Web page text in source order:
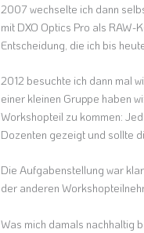
2007 wechselte ich dann
mit DXO Optics Pro als
Entscheidung, die ich bis
2012 besuchte ich dann mal
einer kleinen Gruppe haben
Workshopteil zu kommen:
Dozenten gezeigt und sollte
Die Aufgabenstellung war
der anderen
Was mich damals nachhaltig